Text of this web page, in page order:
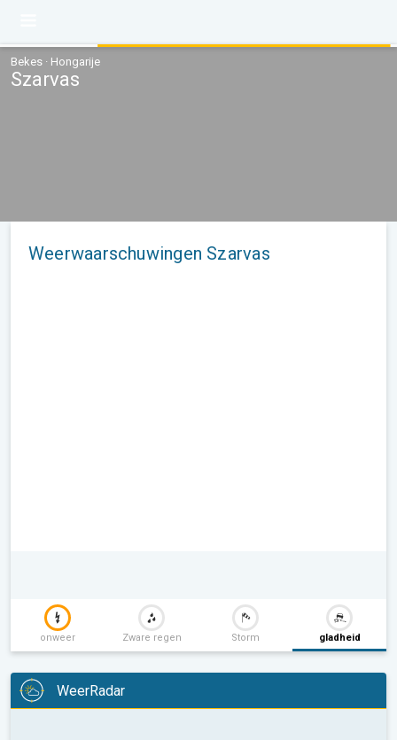
Bekes · Hongarije
Szarvas
Weerwaarschuwingen Szarvas
onweer Zware regen Storm gladheid
WeerRadar